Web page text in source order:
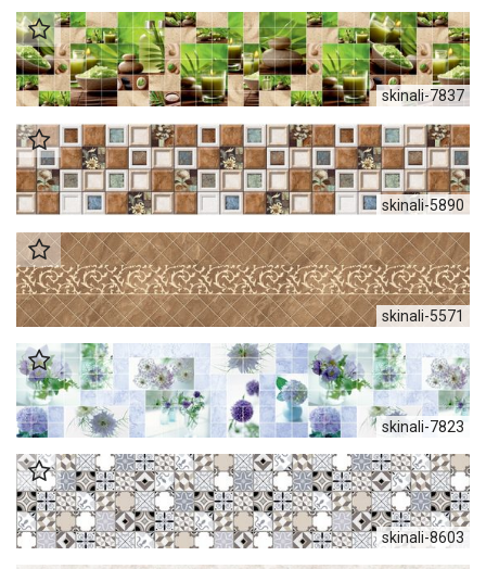
skinali-7837
skinali-5890
skinali-5571
skinali-7823
skinali-8603